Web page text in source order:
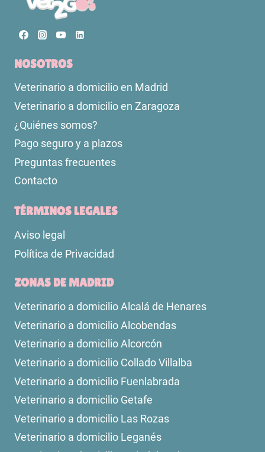
NOSOTROS
Veterinario a domicilio en Madrid
Veterinario a domicilio en Zaragoza
¿Quiénes somos?
Pago seguro y a plazos
Preguntas frecuentes
Contacto
TÉRMINOS LEGALES
Aviso legal
Política de Privacidad
ZONAS DE MADRID
Veterinario a domicilio Alcalá de Henares
Veterinario a domicilio Alcobendas
Veterinario a domicilio Alcorcón
Veterinario a domicilio Collado Villalba
Veterinario a domicilio Fuenlabrada
Veterinario a domicilio Getafe
Veterinario a domicilio Las Rozas
Veterinario a domicilio Leganés